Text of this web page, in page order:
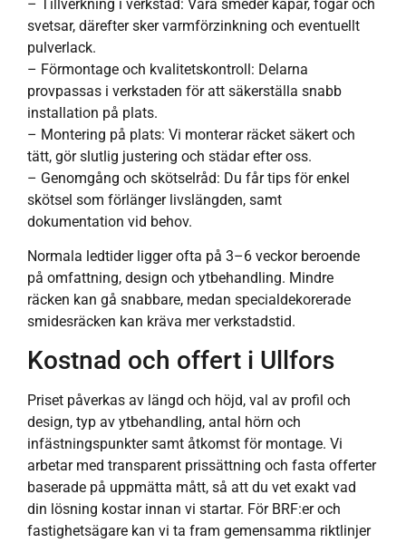
– Tillverkning i verkstad: Våra smeder kapar, fogar och
svetsar, därefter sker varmförzinkning och eventuellt
pulverlack.
– Förmontage och kvalitetskontroll: Delarna
provpassas i verkstaden för att säkerställa snabb
installation på plats.
– Montering på plats: Vi monterar räcket säkert och
tätt, gör slutlig justering och städar efter oss.
– Genomgång och skötselråd: Du får tips för enkel
skötsel som förlänger livslängden, samt
dokumentation vid behov.
Normala ledtider ligger ofta på 3–6 veckor beroende
på omfattning, design och ytbehandling. Mindre
räcken kan gå snabbare, medan specialdekorerade
smidesräcken kan kräva mer verkstadstid.
Kostnad och offert i Ullfors
Priset påverkas av längd och höjd, val av profil och
design, typ av ytbehandling, antal hörn och
infästningspunkter samt åtkomst för montage. Vi
arbetar med transparent prissättning och fasta offerter
baserade på uppmätta mått, så att du vet exakt vad
din lösning kostar innan vi startar. För BRF:er och
fastighetsägare kan vi ta fram gemensamma riktlinjer